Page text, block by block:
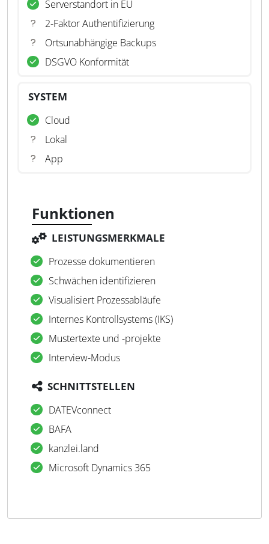
Serverstandort in EU
2-Faktor Authentifizierung
Ortsunabhängige Backups
DSGVO Konformität
SYSTEM
Cloud
Lokal
App
Funktionen
LEISTUNGSMERKMALE
Prozesse dokumentieren
Schwächen identifizieren
Visualisiert Prozessabläufe
Internes Kontrollsystems (IKS)
Mustertexte und -projekte
Interview-Modus
SCHNITTSTELLEN
DATEVconnect
BAFA
kanzlei.land
Microsoft Dynamics 365